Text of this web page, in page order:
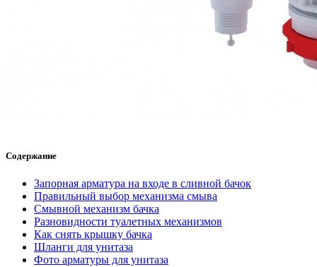
Содержание
Запорная арматура на входе в сливной бачок
Правильный выбор механизма смыва
Смывной механизм бачка
Разновидности туалетных механизмов
Как снять крышку бачка
Шланги для унитаза
Фото арматуры для унитаза